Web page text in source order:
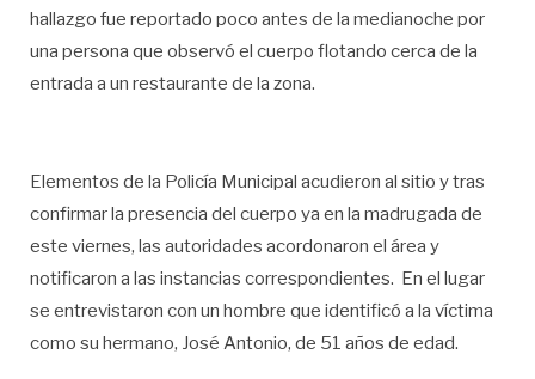
hallazgo fue reportado poco antes de la medianoche por
una persona que observó el cuerpo flotando cerca de la
entrada a un restaurante de la zona.
Elementos de la Policía Municipal acudieron al sitio y tras
confirmar la presencia del cuerpo ya en la madrugada de
este viernes, las autoridades acordonaron el área y
notificaron a las instancias correspondientes. En el lugar
se entrevistaron con un hombre que identificó a la víctima
como su hermano, José Antonio, de 51 años de edad.